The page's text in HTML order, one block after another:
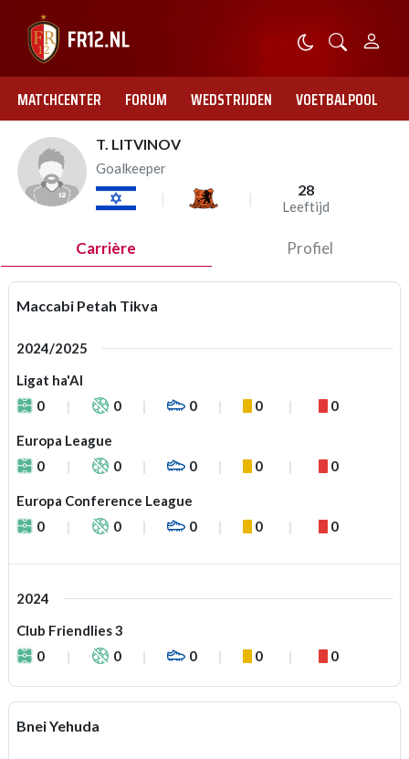
MATCHCENTER FORUM WEDSTRIJDEN VOETBALPOOL
T. LITVINOV
Goalkeeper
28
Leeftijd
Carrière Profiel
Maccabi Petah Tikva
2024/2025
Ligat ha'Al
0
0 0 0 0
Europa League
0
0 0 0 0
Europa Conference League
0
0 0 0 0
2024
Club Friendlies 3
0
0 0 0 0
Bnei Yehuda